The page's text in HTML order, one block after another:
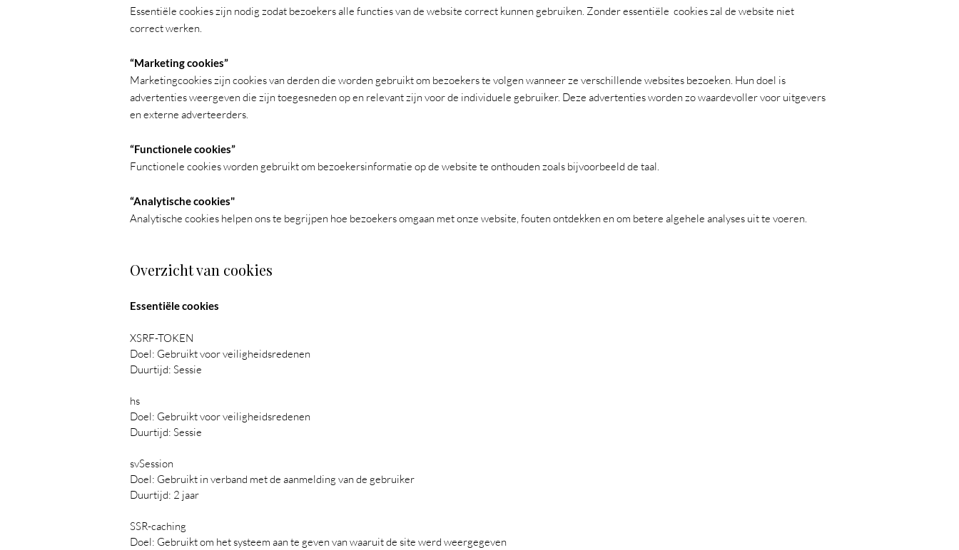
Essentiële cookies zijn nodig zodat bezoekers alle functies van de website correct kunnen gebruiken. Zonder essentiële cookies zal de website niet
correct werken.
“Marketing cookies”
Marketingcookies zijn cookies van derden die worden gebruikt om bezoekers te volgen wanneer ze verschillende websites bezoeken. Hun doel is
advertenties weergeven die zijn toegesneden op en relevant zijn voor de individuele gebruiker. Deze advertenties worden zo waardevoller voor uitgevers
en externe adverteerders.
“Functionele cookies”
Functionele cookies worden gebruikt om bezoekersinformatie op de website te onthouden zoals bijvoorbeeld de taal.
“Analytische cookies"
Analytische cookies helpen ons te begrijpen hoe bezoekers omgaan met onze website, fouten ontdekken en om betere algehele analyses uit te voeren.
Overzicht van cookies
Essentiële cookies
XSRF-TOKEN
Doel: Gebruikt voor veiligheidsredenen
Duurtijd: Sessie
hs
Doel: Gebruikt voor veiligheidsredenen
Duurtijd: Sessie
svSession
Doel: Gebruikt in verband met de aanmelding van de gebruiker
Duurtijd: 2 jaar
SSR-caching
Doel: Gebruikt om het systeem aan te geven van waaruit de site werd weergegeven